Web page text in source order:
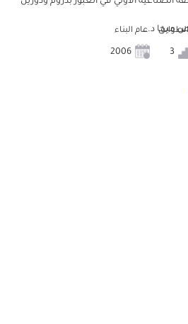
ميجا د...عام البناء